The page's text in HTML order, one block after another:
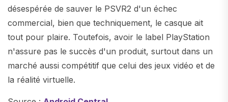
désespérée de sauver le PSVR2 d'un échec
commercial, bien que techniquement, le casque ait
tout pour plaire. Toutefois, avoir le label PlayStation
n'assure pas le succès d'un produit, surtout dans un
marché aussi compétitif que celui des jeux vidéo et de
la réalité virtuelle.